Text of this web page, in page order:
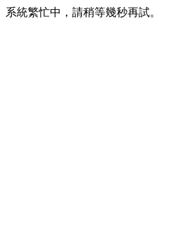
系統繁忙中，請稍等幾秒再試。